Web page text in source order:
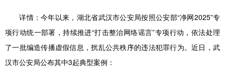
详情：今年以来，湖北省武汉市公安局按照公安部“净网2025”专
项行动统一部署，持续推进“打击整治网络谣言”专项行动，依法处理
了一批编造传播虚假信息，扰乱公共秩序的违法犯罪行为。近日，武
汉市公安局公布其中3起典型案例：